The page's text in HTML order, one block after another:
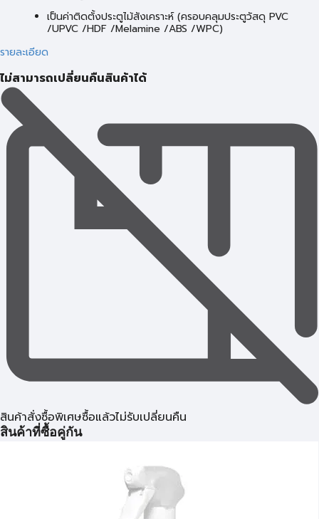
เป็นค่าติดตั้งประตูไม้สังเคราะห์ (ครอบคลุมประตูวัสดุ PVC
/UPVC /HDF /Melamine /ABS /WPC)
รายละเอียด
ไม่สามารถเปลี่ยนคืนสินค้าได้
สินค้าสั่งซื้อพิเศษซื้อแล้วไม่รับเปลี่ยนคืน
สินค้าที่ซื้อคู่กัน